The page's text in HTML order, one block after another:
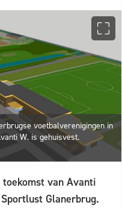
voetbalverenigingen in
W. is gehuisvest.
van Avanti
Glanerbrug.